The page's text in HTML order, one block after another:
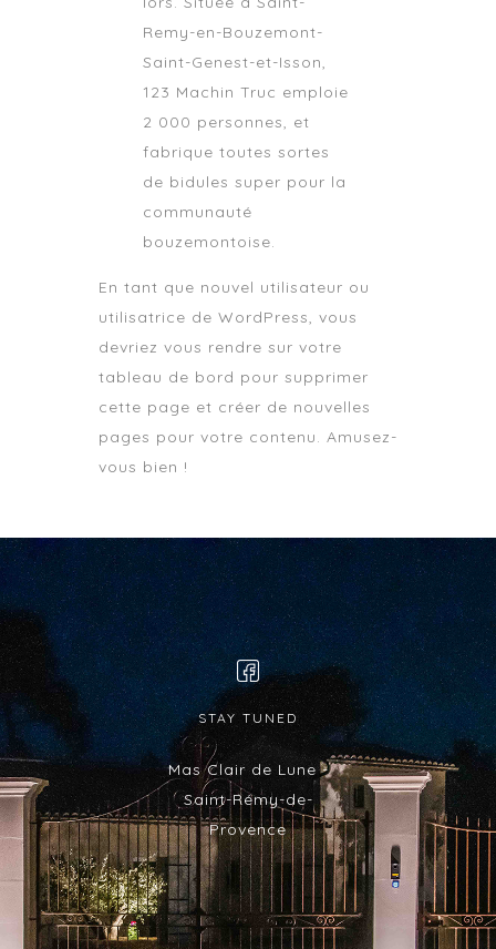
Remy-en-Bouzemont-
Saint-Genest-et-Isson,
123 Machin Truc emploie
2 000 personnes, et
fabrique toutes sortes
de bidules super pour la
communauté
bouzemontoise.
En tant que nouvel utilisateur ou
utilisatrice de WordPress, vous
devriez vous rendre sur votre
tableau de bord pour supprimer
cette page et créer de nouvelles
pages pour votre contenu. Amusez-
vous bien !
STAY TUNED
Mas Clair de Lune -
Saint-Rémy-de-
Provence